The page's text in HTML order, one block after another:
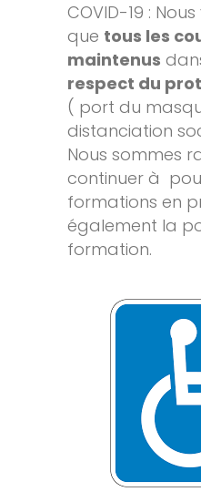
COVID-19 :
que tous les
maintenus
respect du
( port du
distanciation
Nous sommes
continuer à
formations en
également la
formation.